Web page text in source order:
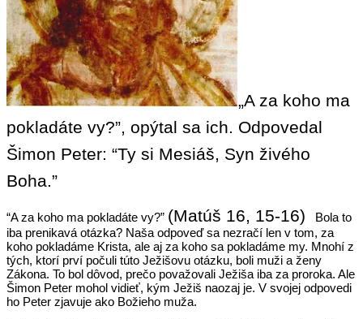
„A za koho ma
pokladáte vy?”, opýtal sa ich. Odpovedal
Šimon Peter: “Ty si Mesiáš, Syn živého
Boha.”
“A za koho ma pokladáte vy?” (Matúš 16, 15-16)
Bola to
iba prenikavá otázka? Naša odpoveď sa nezračí len v tom, za
koho pokladáme Krista, ale aj za koho sa pokladáme my. Mnohí z
tých, ktorí prví počuli túto Ježišovu otázku, boli muži a ženy
Zákona. To bol dôvod, prečo považovali Ježiša iba za proroka. Ale
Šimon Peter mohol vidieť, kým Ježiš naozaj je. V svojej odpovedi
ho Peter zjavuje ako Božieho muža.